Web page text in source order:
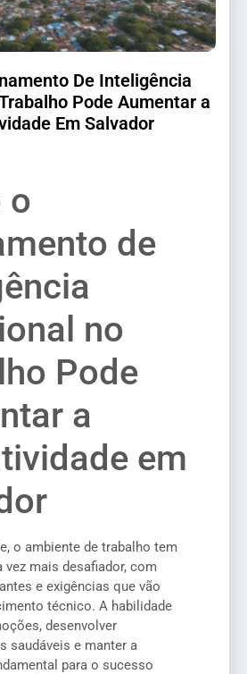
De Inteligência
Pode Aumentar a
Em Salvador
o
de
no
Pode
a
em
o ambiente de trabalho tem
vez mais desafiador, com
e exigências que vão
técnico. A habilidade
desenvolver
saudáveis e manter a
para o sucesso